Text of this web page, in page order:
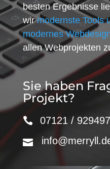
besten Ergebnisse
wirmodernste Tools
modernes
allen Webprojekten
Sie haben
Projekt?
07121 /